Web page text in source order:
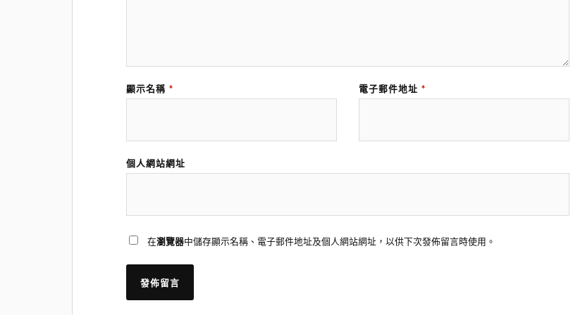
顯示名稱 * 電子郵件地址 *
個人網站網址
在瀏覽器中儲存顯示名稱、電子郵件地址及個人網站網址，以供下次發佈留言時使用。